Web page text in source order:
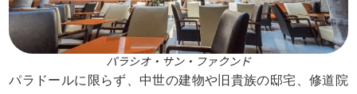
パラシオ・サン・ファクンド
パラドールに限らず、中世の建物や旧貴族の邸宅、修道院